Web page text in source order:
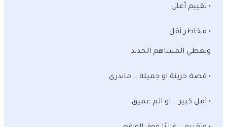
• تقييم أعلى
• مخاطر أقل
ويعطي المساهم الجديد:
• قصة حزينة او جميلة .. ماندري
• أمل كبير .. او الم عميق